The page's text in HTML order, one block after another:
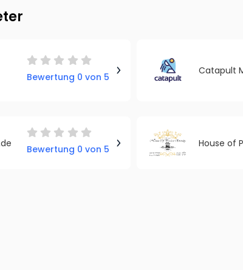
Bewertung 0 von 5
Bewertung 0 von 5